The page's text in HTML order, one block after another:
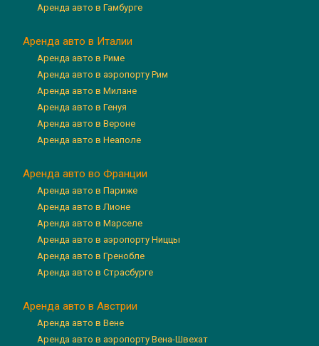
Аренда авто в Гамбурге
Аренда авто в Италии
Аренда авто в Риме
Аренда авто в аэропорту Рим
Аренда авто в Милане
Аренда авто в Генуя
Аренда авто в Вероне
Аренда авто в Неаполе
Аренда авто во Франции
Аренда авто в Париже
Аренда авто в Лионе
Аренда авто в Марселе
Аренда авто в аэропорту Ниццы
Аренда авто в Гренобле
Аренда авто в Страсбурге
Аренда авто в Австрии
Аренда авто в Вене
Аренда авто в аэропорту Вена-Швехат